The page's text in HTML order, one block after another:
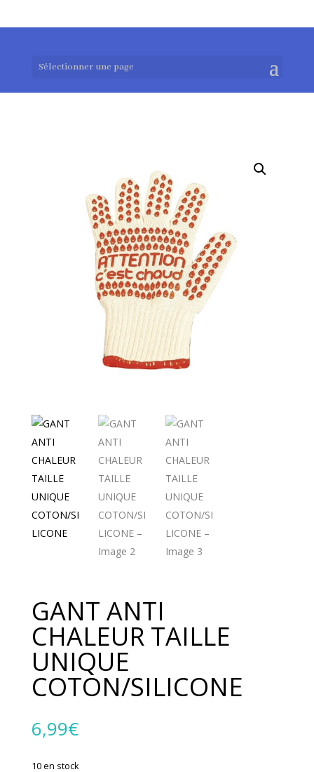
Sélectionner une page
GANT ANTI
CHALEUR TAILLE
UNIQUE
COTON/SILICONE
6,99€
10 en stock